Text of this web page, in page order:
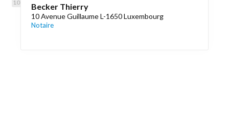
Becker Thierry
10 Avenue Guillaume L-1650 Luxembourg
Notaire